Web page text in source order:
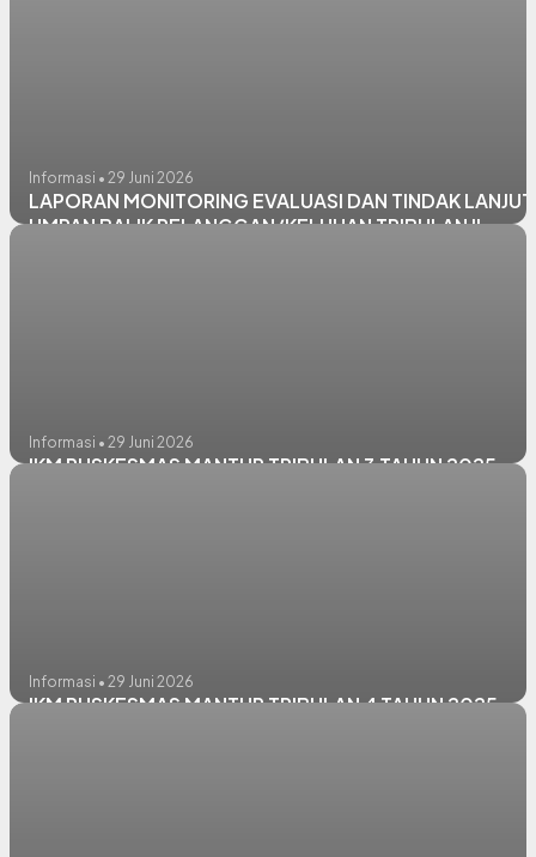
Informasi • 29 Juni 2026
LAPORAN MONITORING EVALUASI DAN TINDAK LANJUT
UMPAN BALIK PELANGGAN/KELUHAN TRIBULAN II
Informasi • 29 Juni 2026
IKM PUSKESMAS MANTUP TRIBULAN 3 TAHUN 2025
Informasi • 29 Juni 2026
IKM PUSKESMAS MANTUP TRIBULAN 4 TAHUN 2025